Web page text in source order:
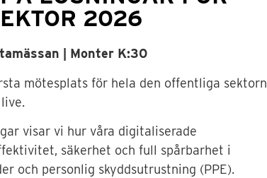
2026
| Monter K:30
mötesplats för hela den offentliga sektorn
visar vi hur våra digitaliserade
säkerhet och full spårbarhet i
och personlig skyddsutrustning (PPE).